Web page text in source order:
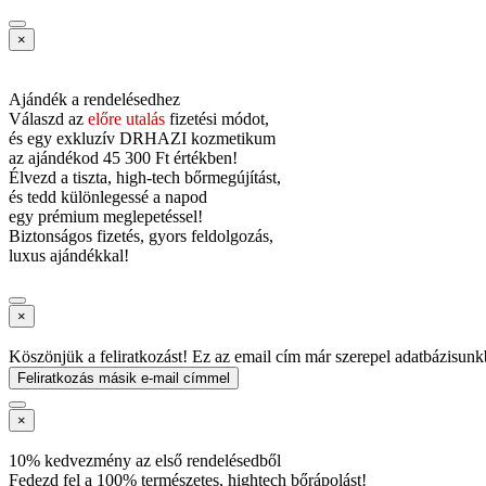
×
Ajándék a rendelésedhez
Válaszd az előre utalás fizetési módot,
és egy exkluzív DRHAZI kozmetikum
az ajándékod 45 300 Ft értékben!
Élvezd a tiszta, high-tech bőrmegújítást,
és tedd különlegessé a napod
egy prémium meglepetéssel!
Biztonságos fizetés, gyors feldolgozás,
luxus ajándékkal!
×
Köszönjük a feliratkozást! Ez az email cím már szerepel
Feliratkozás másik e-mail címmel
×
10% kedvezmény az első rendelésedből
Fedezd fel a 100% természetes, hightech bőrápolást!